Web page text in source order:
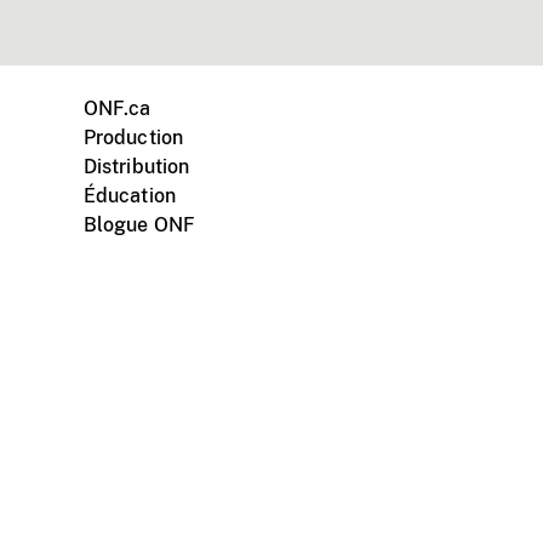
ONF.ca
Production
Distribution
Éducation
Blogue ONF